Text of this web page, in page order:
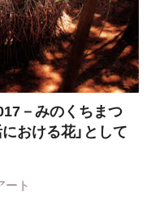
－みのくちまつ
おける花」として
ート